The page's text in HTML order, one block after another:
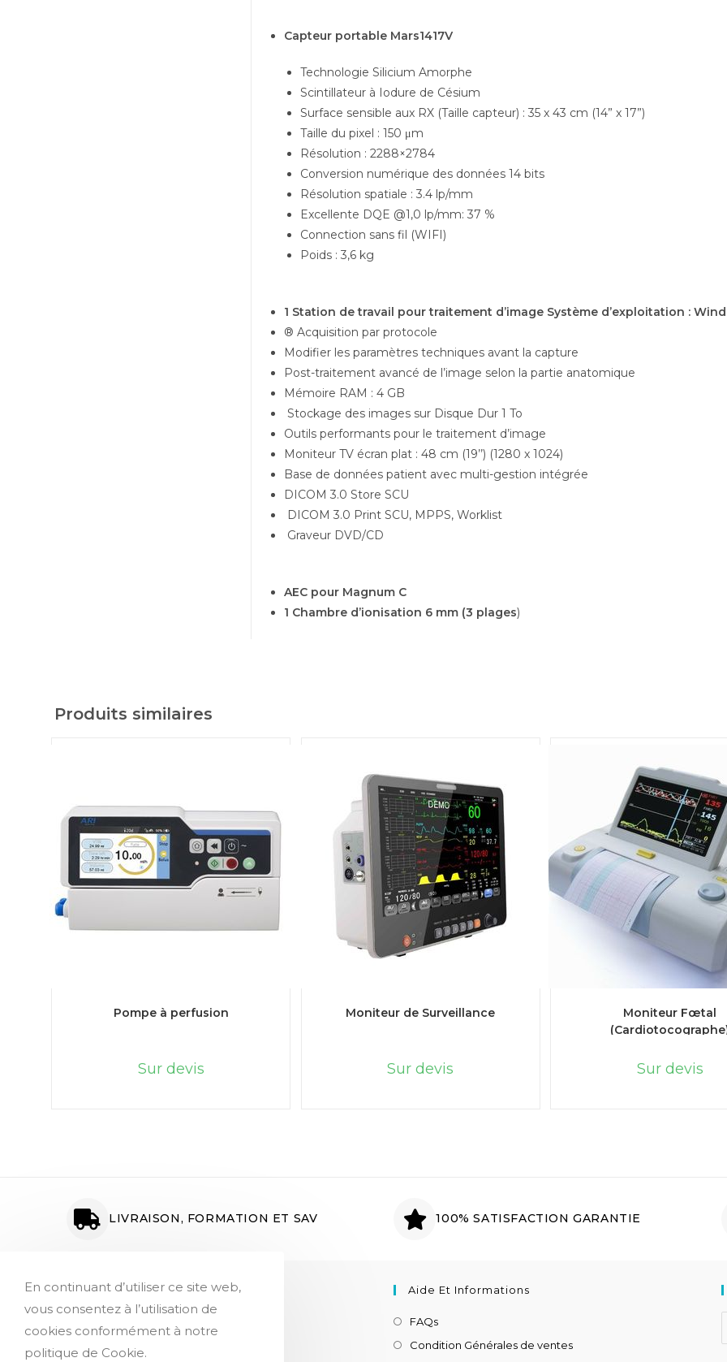
Capteur portable Mars1417V
Technologie Silicium Amorphe
Scintillateur à Iodure de Césium
Surface sensible aux RX (Taille capteur) : 35 x 43 cm (14” x 17”)
Taille du pixel : 150 μm
Résolution : 2288×2784
Conversion numérique des données 14 bits
Résolution spatiale : 3.4 lp/mm
Excellente DQE @1,0 lp/mm: 37 %
Connection sans fil (WIFI)
Poids : 3,6 kg
1 Station de travail pour traitement d’image Système d’exploitation :
® Acquisition par protocole
Modifier les paramètres techniques avant la capture
Post-traitement avancé de l’image selon la partie anatomique
Mémoire RAM : 4 GB
Stockage des images sur Disque Dur 1 To
Outils performants pour le traitement d’image
Moniteur TV écran plat : 48 cm (19’’) (1280 x 1024)
Base de données patient avec multi-gestion intégrée
DICOM 3.0 Store SCU
DICOM 3.0 Print SCU, MPPS, Worklist
Graveur DVD/CD
AEC pour Magnum C
1 Chambre d’ionisation 6 mm (3 plages)
Produits similaires
Pompe à perfusion
Sur devis
Moniteur de Surveillance
Sur devis
Moniteur Fœtal
Sur devis
LIVRAISON, FORMATION ET SAV 100% SATISFACTION GARANTIE
Service Client Aide Et Informations
FAQs
Condition Générales de ventes
En continuant d’utiliser ce site web,
vous consentez à l’utilisation de
cookies conformément à notre
politique de Cookie.